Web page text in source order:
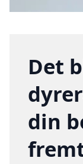
Det
din